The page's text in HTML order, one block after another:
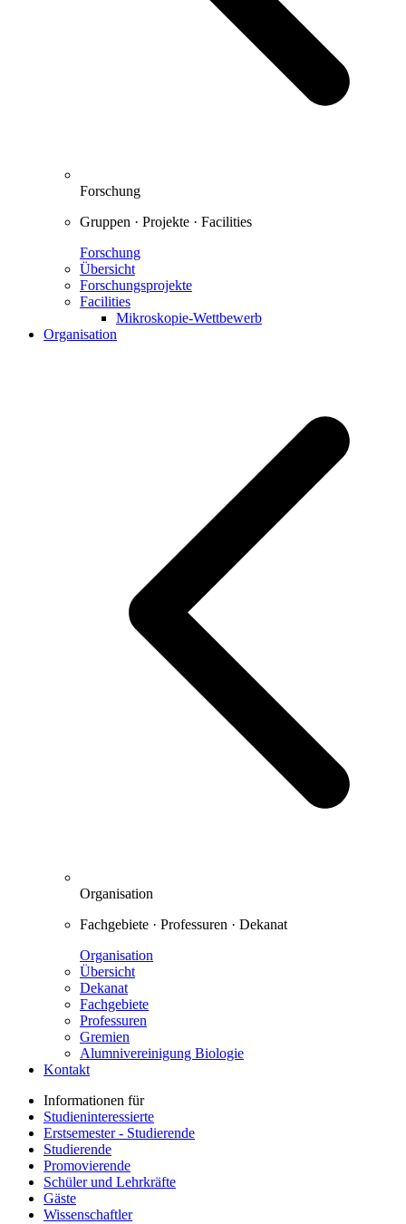
Forschung
Gruppen · Projekte · Facilities
Forschung
Übersicht
Forschungsprojekte
Facilities
Mikroskopie-Wettbewerb
Organisation
Organisation
Fachgebiete · Professuren · Dekanat
Organisation
Übersicht
Dekanat
Fachgebiete
Professuren
Gremien
Alumnivereinigung Biologie
Kontakt
Informationen für
Studieninteressierte
Erstsemester - Studierende
Studierende
Promovierende
Schüler und Lehrkräfte
Gäste
Wissenschaftler